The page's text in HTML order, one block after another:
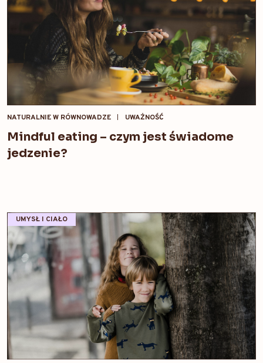
NATURALNIE W RÓWNOWADZE UWAŻNOŚĆ
Mindful eating – czym jest świadome
jedzenie?
UMYSŁ I CIAŁO